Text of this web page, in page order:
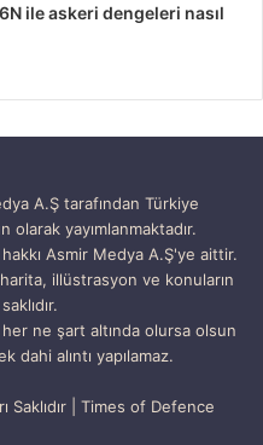
ile askeri dengeleri nasıl
A.Ş tarafından Türkiye
olarak yayımlanmaktadır.
Asmir Medya A.Ş'ye aittir.
illüstrasyon ve konuların
her ne şart altında olursa olsun
dahi alıntı yapılamaz.
Saklıdır | Times of Defence